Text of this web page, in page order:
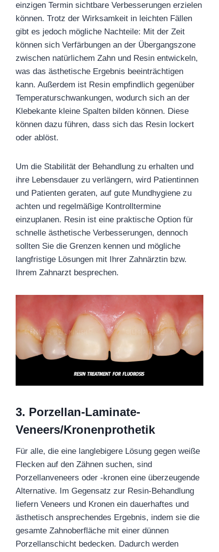
einzigen Termin sichtbare Verbesserungen erzielen
können. Trotz der Wirksamkeit in leichten Fällen
gibt es jedoch mögliche Nachteile: Mit der Zeit
können sich Verfärbungen an der Übergangszone
zwischen natürlichem Zahn und Resin entwickeln,
was das ästhetische Ergebnis beeinträchtigen
kann. Außerdem ist Resin empfindlich gegenüber
Temperaturschwankungen, wodurch sich an der
Klebekante kleine Spalten bilden können. Diese
können dazu führen, dass sich das Resin lockert
oder ablöst.
Um die Stabilität der Behandlung zu erhalten und
ihre Lebensdauer zu verlängern, wird Patientinnen
und Patienten geraten, auf gute Mundhygiene zu
achten und regelmäßige Kontrolltermine
einzuplanen. Resin ist eine praktische Option für
schnelle ästhetische Verbesserungen, dennoch
sollten Sie die Grenzen kennen und mögliche
langfristige Lösungen mit Ihrer Zahnärztin bzw.
Ihrem Zahnarzt besprechen.
3. Porzellan-Laminate-
Veneers/Kronenprothetik
Für alle, die eine langlebigere Lösung gegen weiße
Flecken auf den Zähnen suchen, sind
Porzellanveneers oder -kronen eine überzeugende
Alternative. Im Gegensatz zur Resin-Behandlung
liefern Veneers und Kronen ein dauerhaftes und
ästhetisch ansprechendes Ergebnis, indem sie die
gesamte Zahnoberfläche mit einer dünnen
Porzellanschicht bedecken. Dadurch werden